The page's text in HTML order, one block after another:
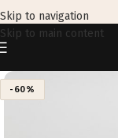
Skip to navigation
Skip to main content
-60%